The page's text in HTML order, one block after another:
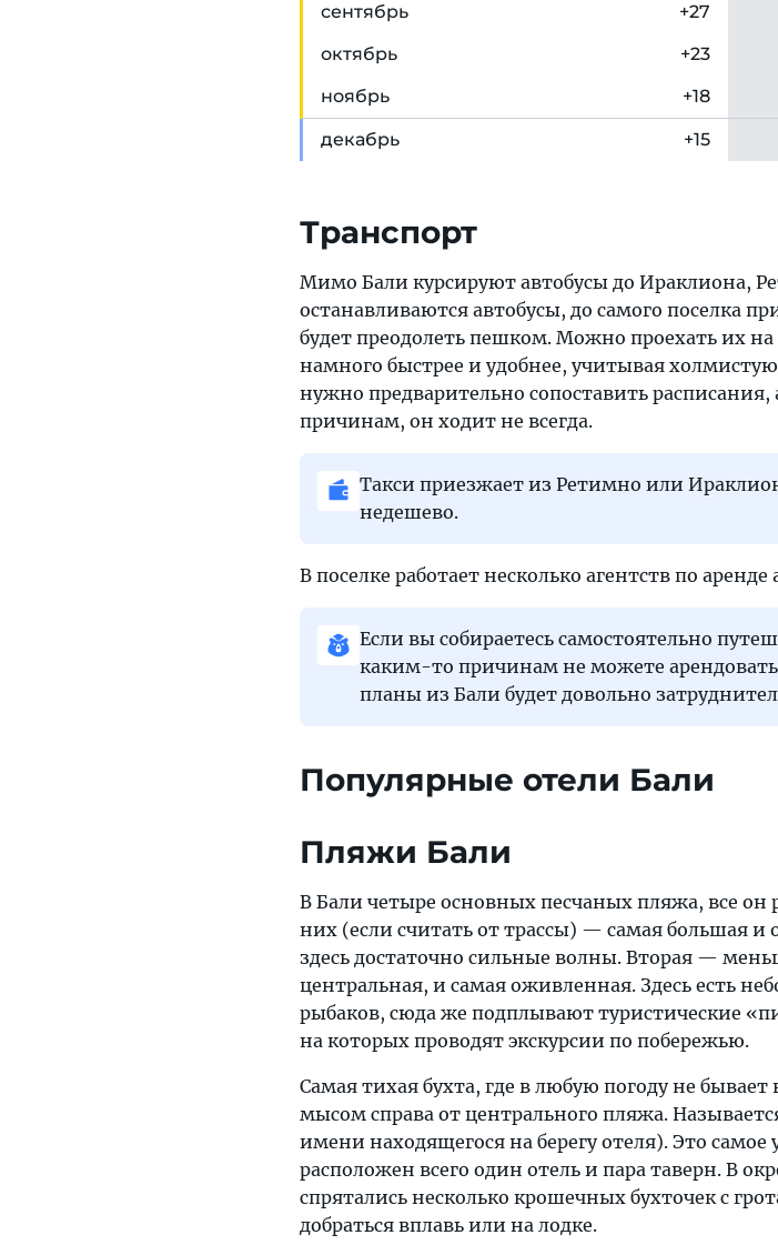
сентябрь +27
октябрь +23
ноябрь +18
декабрь +15
Транспорт
Мимо Бали курсируют автобусы до Ираклиона,
останавливаются автобусы, до самого поселка
будет преодолеть пешком. Можно проехать их
намного быстрее и удобнее, учитывая
нужно предварительно сопоставить
причинам, он ходит не всегда.
Такси приезжает из Ретимно или
недешево.
В поселке работает несколько агентств по
Если вы собираетесь самостоятельно
каким-то причинам не можете
планы из Бали будет довольно
Популярные отели Бали
Пляжи Бали
В Бали четыре основных песчаных пляжа, все он
них (если считать от трассы) — самая большая и
здесь достаточно сильные волны. Вторая —
центральная, и самая оживленная. Здесь есть
рыбаков, сюда же подплывают туристические
на которых проводят экскурсии по побережью.
Самая тихая бухта, где в любую погоду не
мысом справа от центрального пляжа.
имени находящегося на берегу отеля). Это самое
расположен всего один отель и пара таверн. В
спрятались несколько крошечных бухточек с
добраться вплавь или на лодке.